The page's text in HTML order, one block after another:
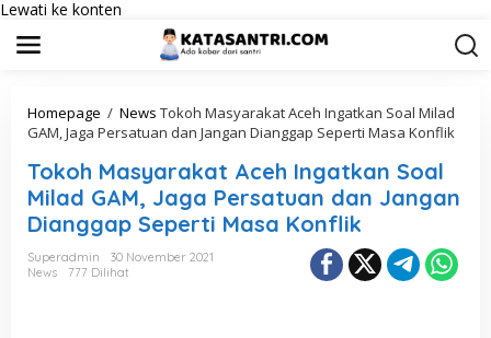
Lewati ke konten
Homepage / News Tokoh Masyarakat Aceh Ingatkan Soal Milad
GAM, Jaga Persatuan dan Jangan Dianggap Seperti Masa Konflik
Tokoh Masyarakat Aceh Ingatkan Soal
Milad GAM, Jaga Persatuan dan Jangan
Dianggap Seperti Masa Konflik
Superadmin
30 November 2021
News
777 Dilihat